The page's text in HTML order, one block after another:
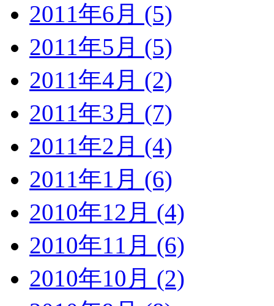
2011年6月 (5)
2011年5月 (5)
2011年4月 (2)
2011年3月 (7)
2011年2月 (4)
2011年1月 (6)
2010年12月 (4)
2010年11月 (6)
2010年10月 (2)